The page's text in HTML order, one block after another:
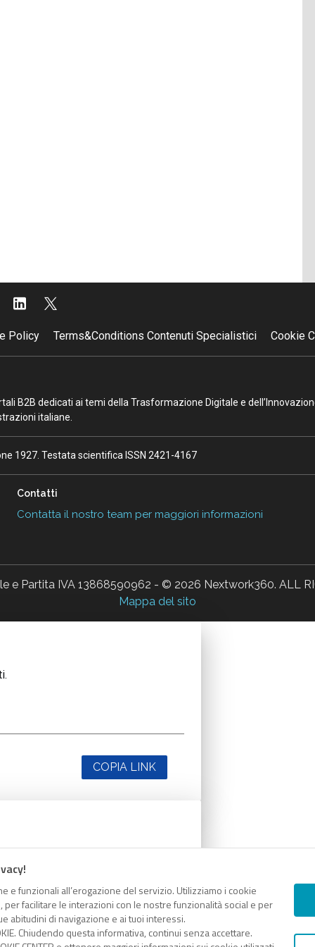
e funzionali all’erogazione del servizio. Utilizziamo i cookie
facilitare le interazioni con le nostre funzionalità social e per
abitudini di navigazione e ai tuoi interessi.
Chiudendo questa informativa, continui senza accettare.
Policy Terms&Conditions Contenuti Specialistici Cookie
B2B dedicati ai temi della Trasformazione Digitale e
italiane.
1927. Testata scientifica ISSN 2421-4167
Contatti
Contatta il nostro team per maggiori informazioni
e Partita IVA 13868590962 - © 2026 Nextwork360. ALL
Mappa del sito
COPIA LINK